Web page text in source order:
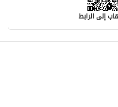
إلى الرابط